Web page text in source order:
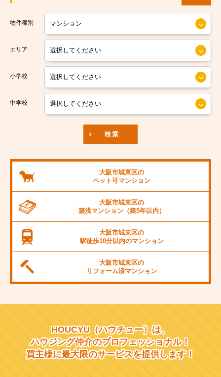
大阪市住之江区
大阪市平野区
大阪市北区
大阪市中央区
大阪市営今里筋線
大阪市営堺筋線
南海本線
南海汐見橋線
京阪本線
JR阪和線
JR桜島線
阪堺電軌上町線
東海道新幹線
阪急千里線
JR片町線
物件種別
エリア
小学校
中学校
検索
大阪市城東区の
ペット可マンション
大阪市城東区の
築浅マンション（築5年以内）
大阪市城東区の
駅徒歩10分以内のマンション
大阪市城東区の
リフォーム済マンション
HOUCYU（ハウチュー）は、
ハウジング仲介のプロフェッショナル！
買主様に最大限のサービスを提供します！